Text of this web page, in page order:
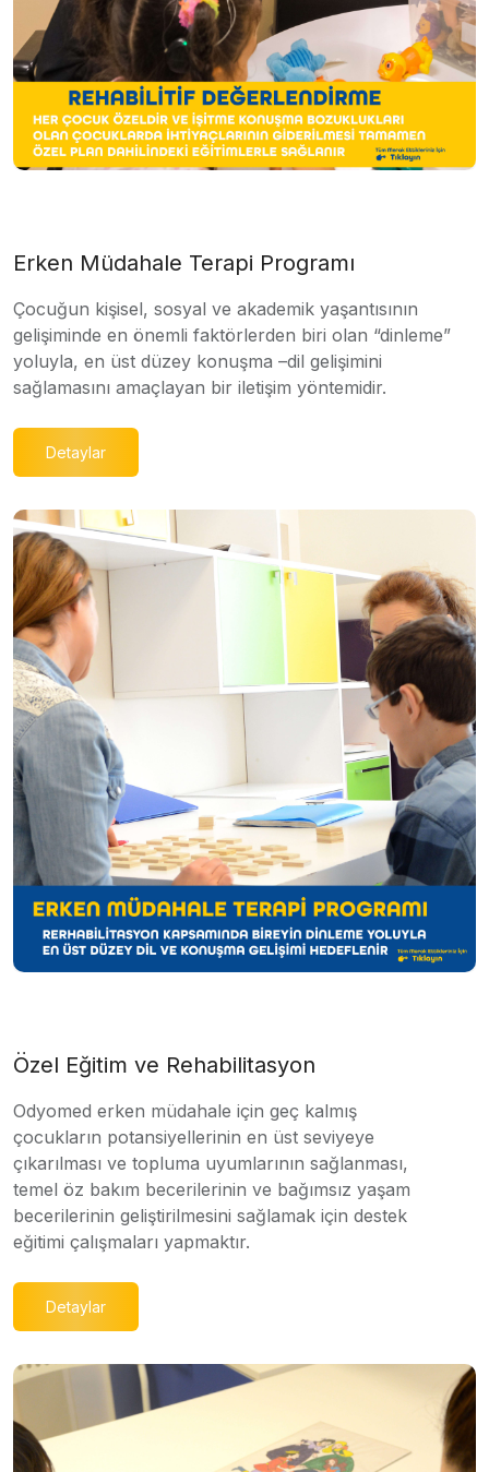
Erken Müdahale Terapi Programı
Çocuğun kişisel, sosyal ve akademik yaşantısının
gelişiminde en önemli faktörlerden biri olan “dinleme”
yoluyla, en üst düzey konuşma –dil gelişimini
sağlamasını amaçlayan bir iletişim yöntemidir.
Detaylar
Özel Eğitim ve Rehabilitasyon
Odyomed erken müdahale için geç kalmış
çocukların potansiyellerinin en üst seviyeye
çıkarılması ve topluma uyumlarının sağlanması,
temel öz bakım becerilerinin ve bağımsız yaşam
becerilerinin geliştirilmesini sağlamak için destek
eğitimi çalışmaları yapmaktır.
Detaylar